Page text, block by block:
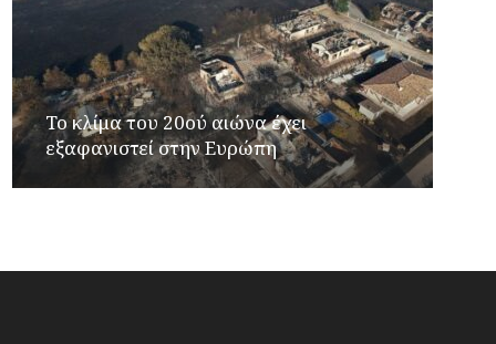
Το κλίμα του 20ού αιώνα έχει
εξαφανιστεί στην Ευρώπη